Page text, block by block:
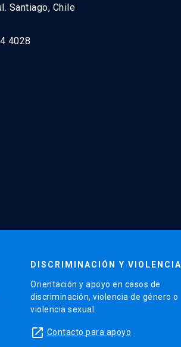
Santiago, Chile
4028
DISCRIMINACIÓN Y VIOLENCIA
Orientación y apoyo en casos de
discriminación, violencia de género o
violencia sexual.
launch Contacto para apoyo